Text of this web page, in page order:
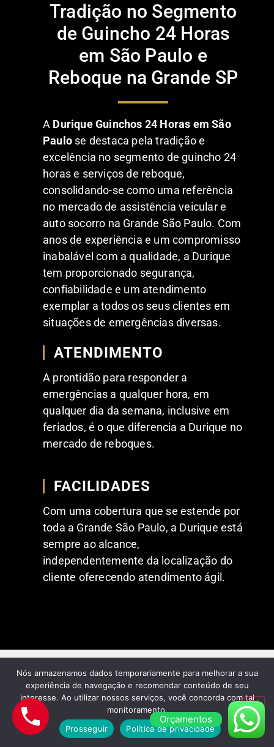
Tradição no Segmento
de Guincho 24 Horas
em São Paulo e
Reboque na Grande SP
A Durique Guinchos 24 Horas em São
Paulo se destaca pela tradição e
excelência no segmento de guincho 24
horas e serviços de reboque,
consolidando-se como uma referência
no mercado de assistência veicular e
auto socorro na Grande São Paulo. Com
anos de experiência e um compromisso
inabalável com a qualidade, a Durique
tem proporcionado segurança,
confiabilidade e um atendimento
exemplar a todos os seus clientes em
situações de emergências diversas.
ATENDIMENTO
A prontidão para responder a
emergências a qualquer hora, em
qualquer dia da semana, inclusive em
feriados, é o que diferencia a Durique no
mercado de reboques.
FACILIDADES
Com uma cobertura que se estende por
toda a Grande São Paulo, a Durique está
sempre ao alcance,
independentemente da localização do
cliente oferecendo atendimento ágil.
FEEDBACKS POSITIVOS DE NOSSOS
CLIENTES
Comentários dos nossos
Orçamentos
Nós armazenamos dados temporariamente para melhorar a sua
experiência de navegação e recomendar conteúdo de seu
interesse. Ao utilizar nossos serviços, você concorda com tal
monitoramento.
Prosseguir
Política de privacidade